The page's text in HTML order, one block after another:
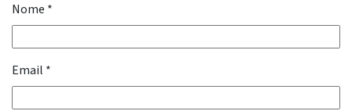
Nome *
Email *